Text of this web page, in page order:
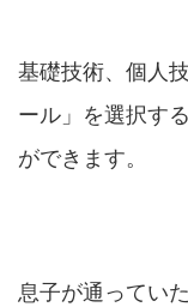
基礎技術、個人
ール」を選択す
ができます。
息子が通ってい